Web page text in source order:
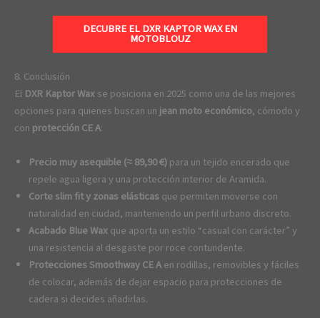
DECUBRE EL DXR KAPTOR WAX EN
MOTOBLOUZ
8. Conclusión
El DXR Kaptor Waxse posiciona en 2025 como una de las mejores
opciones para quienes buscan un jean moto económico, cómodo y
con protección CE A:
Precio muy asequible (≈ 89,90 €)para un tejido encerado que
repele agua ligera y una protección interior de Aramida.
Corte slim fit y zonas elásticasque permiten moverse con
naturalidad en ciudad, manteniendo un perfil urbano discreto.
Acabado Blue Waxque aporta un estilo “casual con carácter” y
una resistencia al desgaste por roce contundente.
Protecciones Smoothway CE Aen rodillas, removibles y fáciles
de colocar, además de dejar espacio para protecciones de
cadera si decides añadirlas.